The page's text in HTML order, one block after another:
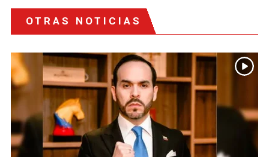
OTRAS NOTICIAS